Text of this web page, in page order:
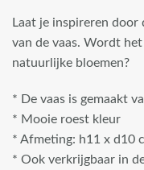
Laat je inspireren
van de vaas. Wordt
natuurlijke bloemen?
* De vaas is gemaakt
* Mooie roest kleur
* Afmeting: h11 x d10
* Ook verkrijgbaar in